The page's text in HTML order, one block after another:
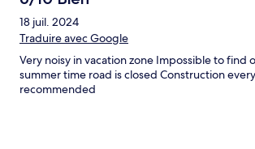
18 juil. 2024
Traduire avec Google
Very noisy in vacation zone Impossible to find
summer time road is closed Construction
recommended